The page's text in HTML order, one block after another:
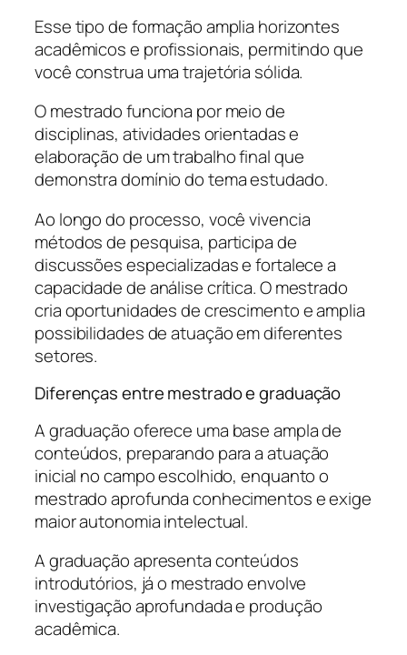
Esse tipo de formação amplia horizontes
acadêmicos e profissionais, permitindo que
você construa uma trajetória sólida.
O mestrado funciona por meio de
disciplinas, atividades orientadas e
elaboração de um trabalho final que
demonstra domínio do tema estudado.
Ao longo do processo, você vivencia
métodos de pesquisa, participa de
discussões especializadas e fortalece a
capacidade de análise crítica. O mestrado
cria oportunidades de crescimento e amplia
possibilidades de atuação em diferentes
setores.
Diferenças entre mestrado e graduação
A graduação oferece uma base ampla de
conteúdos, preparando para a atuação
inicial no campo escolhido, enquanto o
mestrado aprofunda conhecimentos e exige
maior autonomia intelectual.
A graduação apresenta conteúdos
introdutórios, já o mestrado envolve
investigação aprofundada e produção
acadêmica.